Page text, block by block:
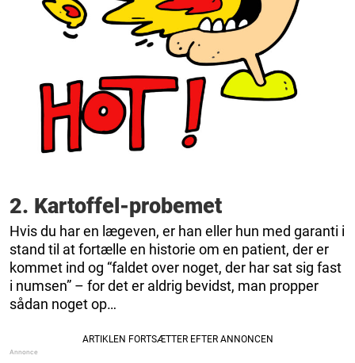
2. Kartoffel-probemet
Hvis du har en lægeven, er han eller hun med garanti i
stand til at fortælle en historie om en patient, der er
kommet ind og “faldet over noget, der har sat sig fast
i numsen” – for det er aldrig bevidst, man propper
sådan noget op…